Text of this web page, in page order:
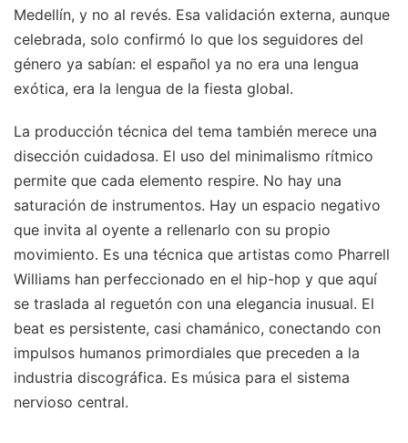
Medellín, y no al revés. Esa validación externa, aunque
celebrada, solo confirmó lo que los seguidores del
género ya sabían: el español ya no era una lengua
exótica, era la lengua de la fiesta global.
La producción técnica del tema también merece una
disección cuidadosa. El uso del minimalismo rítmico
permite que cada elemento respire. No hay una
saturación de instrumentos. Hay un espacio negativo
que invita al oyente a rellenarlo con su propio
movimiento. Es una técnica que artistas como Pharrell
Williams han perfeccionado en el hip-hop y que aquí
se traslada al reguetón con una elegancia inusual. El
beat es persistente, casi chamánico, conectando con
impulsos humanos primordiales que preceden a la
industria discográfica. Es música para el sistema
nervioso central.